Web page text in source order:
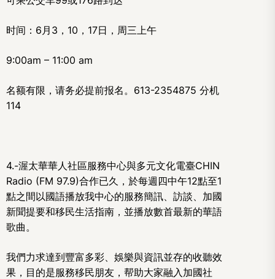
时间：6月3，10，17日，周三上午
9:00am – 11:00 am
名额有限，请务必提前报名。613-2354875 分机
114
4.-渥太華華人社區服務中心與多元文化電臺CHIN
Radio (FM 97.9)合作已久，於每週四中午12點至1
點之間以國語播放我中心的服務簡訊、訪談、加國
新聞提要和移民生活指南，並播放數首最新的華語
歌曲。
我們力求達到豐富多彩、娛樂與資訊並存的收聽效
果，目的是服務移民朋友，帮助大家融入加國社